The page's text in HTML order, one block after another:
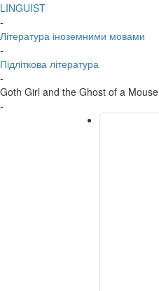
LINGUIST
-
Література іноземними мовами
-
Підліткова література
-
Goth Girl and the Ghost of a Mouse
-